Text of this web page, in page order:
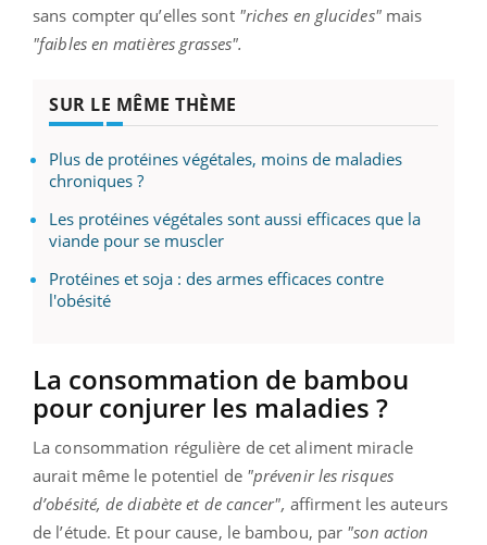
sans compter qu’elles sont"riches en glucides" mais
"faibles en matières grasses".
SUR LE MÊME THÈME
Plus de protéines végétales, moins de maladies
chroniques ?
Les protéines végétales sont aussi efficaces que la
viande pour se muscler
Protéines et soja : des armes efficaces contre
l'obésité
La consommation de bambou
pour conjurer les maladies ?
La consommation régulière de cet aliment miracle
aurait même le potentiel de "prévenir les risques
d’obésité, de diabète et de cancer", affirment les auteurs
de l’étude. Et pour cause, le bambou, par "son action